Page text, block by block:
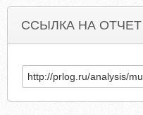
ССЫЛКА НА ОТЧЕТ